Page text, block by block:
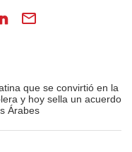
que se convirtió en la
y hoy sella un acuerdo
Árabes